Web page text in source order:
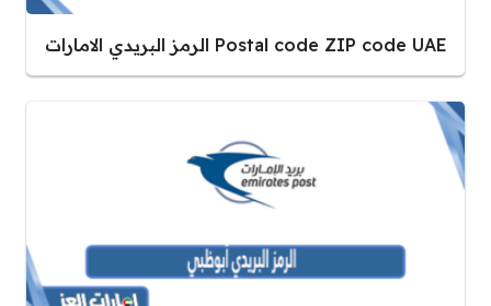
Postal code ZIP code UAE الرمز البريدي الامارات